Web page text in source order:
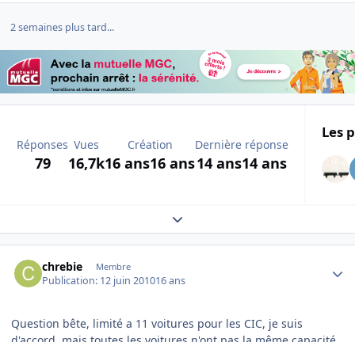
2 semaines plus tard...
Réponses
79
Vues
16,7k
Création
16 ans16 ans
Dernière réponse
14 ans14 ans
Les
Expand topic overview
chrebie Membre
Publication: 12 juin 201016 ans
Question bête, limité a 11 voitures pour les CIC, je suis